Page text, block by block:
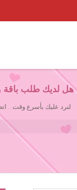
هل لديك طلب باقة
لنرد عليك بأسرع وقت...